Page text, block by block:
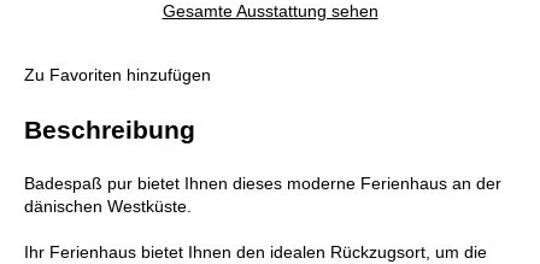
Gesamte Ausstattung sehen
Zu Favoriten hinzufügen
Beschreibung
Badespaß pur bietet Ihnen dieses moderne Ferienhaus an der
dänischen Westküste.
Ihr Ferienhaus bietet Ihnen den idealen Rückzugsort, um die